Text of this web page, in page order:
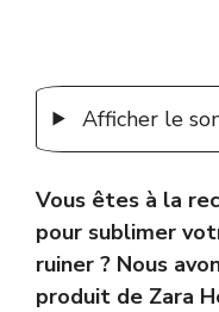
Afficher le
Vous êtes à la
pour sublimer
ruiner ? Nous
produit de Zara